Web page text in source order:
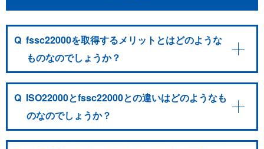
Q fssc22000を取得するメリットとはどのような
ものなのでしょうか？
Q ISO22000とfssc22000との違いはどのようなも
のなのでしょうか？